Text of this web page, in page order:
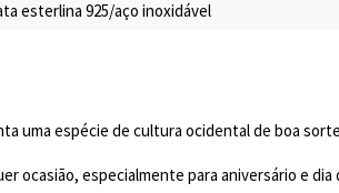
esterlina 925/aço inoxidável
uma espécie de cultura ocidental de boa
ocasião, especialmente para aniversário e